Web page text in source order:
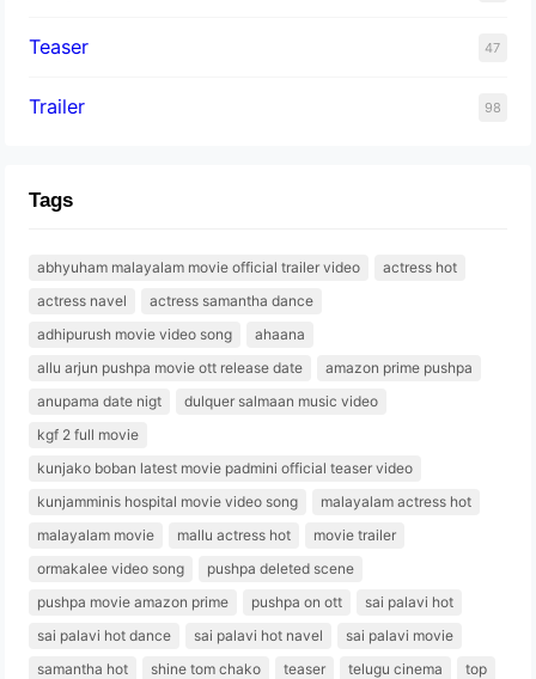
Teaser 47
Trailer 98
Tags
abhyuham malayalam movie official trailer video
actress hot
actress navel
actress samantha dance
adhipurush movie video song
ahaana
allu arjun pushpa movie ott release date
amazon prime pushpa
anupama date nigt
dulquer salmaan music video
kgf 2 full movie
kunjako boban latest movie padmini official teaser video
kunjamminis hospital movie video song
malayalam actress hot
malayalam movie
mallu actress hot
movie trailer
ormakalee video song
pushpa deleted scene
pushpa movie amazon prime
pushpa on ott
sai palavi hot
sai palavi hot dance
sai palavi hot navel
sai palavi movie
samantha hot
shine tom chako teaser telugu cinema top